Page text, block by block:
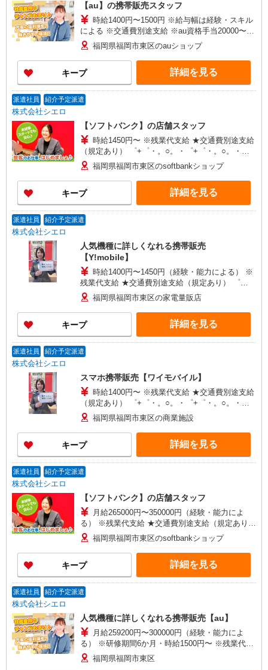
【au】の携帯販売スタッフ
時給1400円〜1500円 ※給与幅は経験・スキル
による ※交通費別途支給 ※au資格手当20000〜
60000円/月 ※残業代支給 ★交通費別途支給（規定
あり） ゜+゜・。○。・゜+゜・。○。・゜+゜ 入
社祝い金10万円支給(規定有) お友達を紹介頂くと,
インセンティブ支給(規定有) ★月2回払い・週払い
可能（規程有）★ ゜・。○。・゜+゜・。○。・゜
+゜
福岡県福岡市東区のauショップ
キープ 詳細を見る
派遣社員 紹介予定派遣
株式会社シエロ
【ソフトバンク】の店舗スタッフ
時給1450円〜 ※残業代支給 ★交通費別途支給
（規定あり） ゜+゜・。○。・゜+゜・。○。・゜
+゜ 入社祝い金10万円支給(規定有) お友達を紹介
頂くと, インセンティブ支給(規定有) ★月2回払
い・週払い可能（規程有）★ ゜・。○。・゜
+゜・。○。・゜+゜
福岡県福岡市東区のsoftbankショップ
キープ 詳細を見る
派遣社員 紹介予定派遣
株式会社シエロ
人気機種に詳しくなれる携帯販売
【Y!mobile】
時給1400円〜1450円（経験・能力による） ※
残業代支給 ★交通費別途支給（規定あり） ゜
+゜・。○。・゜+゜・。○。・゜+゜ 入社祝い金10
万円支給(規定有) お友達を紹介頂くと, インセンテ
ィブ支給(規定有) ★月2回払い・週払い可能（規程
有）★ ゜・。○。・゜+゜・。○。・゜+゜
福岡県福岡市東区の家電量販店
キープ 詳細を見る
派遣社員 紹介予定派遣
株式会社シエロ
スマホ携帯販売【ワイモバイル】
時給1400円〜 ※残業代支給 ★交通費別途支給
（規定あり） ゜+゜・。○。・゜+゜・。○。・゜
+゜ 入社祝い金10万円支給(規定有) お友達を紹介
頂くと, インセンティブ支給(規定有) ★月2回払
い・週払い可能（規程有）★ ゜・。○。・゜
+゜・。○。・゜+゜
福岡県福岡市東区の商業施設
キープ 詳細を見る
派遣社員 紹介予定派遣
株式会社シエロ
【ソフトバンク】の店舗スタッフ
月給265000円〜350000円（経験・能力によ
る） ※残業代支給 ★交通費別途支給（規定あり）
゜+゜・。○。・゜+゜・。○。・゜+゜ 入社祝い金
10万円支給(規定有) お友達を紹介頂くと, インセン
ティブ支給(規定有) ゜・。○。・゜+゜・。
○。・゜+゜
福岡県福岡市東区のsoftbankショップ
キープ 詳細を見る
派遣社員 紹介予定派遣
株式会社シエロ
人気機種に詳しくなれる携帯販売【au】
月給259200円〜300000円（経験・能力によ
る） ※研修期間6か月・時給1500円〜 ※残業代支
給 ★交通費別途支給（規定あり） ゜+゜・。
○。・゜+゜・。○。・゜+゜ 入社祝い金10万円支
福岡県福岡市東区